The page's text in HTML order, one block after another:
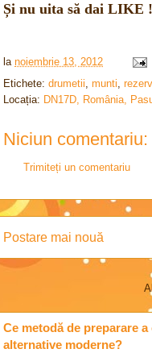
Și nu uita să dai LIKE !
la noiembrie 13, 2012
Etichete: drumetii, munti,
Locația: DN17D, România,
Niciun comentariu:
Trimiteți un comentariu
Postare mai nouă
Ce metodă de preparare
alternative moderne?